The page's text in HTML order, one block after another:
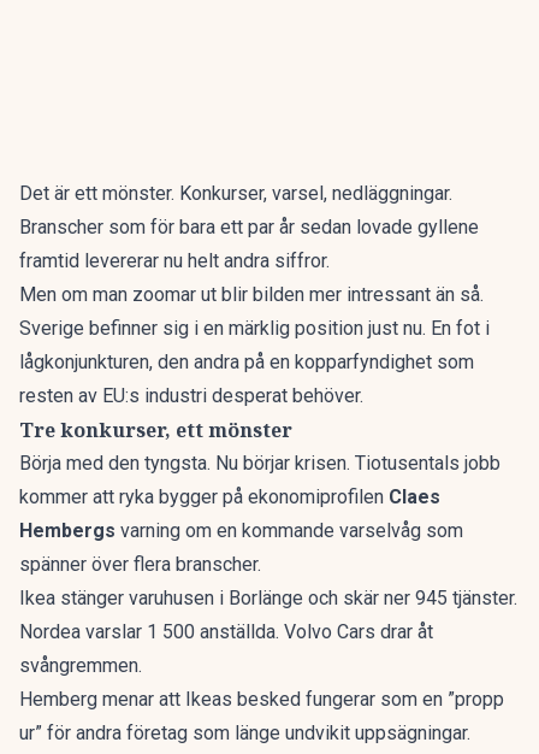
Det är ett mönster. Konkurser, varsel, nedläggningar.
Branscher som för bara ett par år sedan lovade gyllene
framtid levererar nu helt andra siffror.
Men om man zoomar ut blir bilden mer intressant än så.
Sverige befinner sig i en märklig position just nu. En fot i
lågkonjunkturen, den andra på en kopparfyndighet som
resten av EU:s industri desperat behöver.
Tre konkurser, ett mönster
Börja med den tyngsta. Nu börjar krisen. Tiotusentals jobb
kommer att ryka bygger på ekonomiprofilen Claes
Hembergs varning om en kommande varselvåg som
spänner över flera branscher.
Ikea stänger varuhusen i Borlänge och skär ner 945 tjänster.
Nordea varslar 1 500 anställda. Volvo Cars drar åt
svångremmen.
Hemberg menar att Ikeas besked fungerar som en ”propp
ur” för andra företag som länge undvikit uppsägningar.